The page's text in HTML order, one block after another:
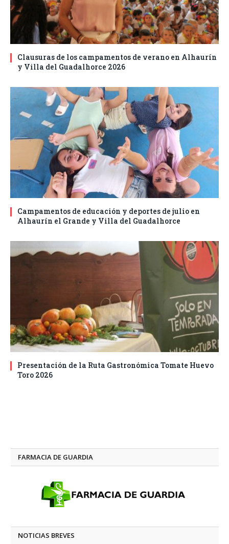
Clausuras de los campamentos de verano en Alhaurín
y Villa del Guadalhorce 2026
Campamentos de educación y deportes de julio en
Alhaurín el Grande y Villa del Guadalhorce
Presentación de la Ruta Gastronómica Tomate Huevo
Toro 2026
FARMACIA DE GUARDIA
NOTICIAS BREVES